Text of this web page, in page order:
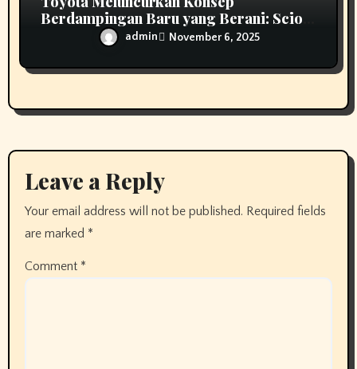
Berdampingan Baru yang Berani: Scion
admin November 6, 2025
Leave a Reply
Your email address will not be published. Required fields
are marked *
Comment *